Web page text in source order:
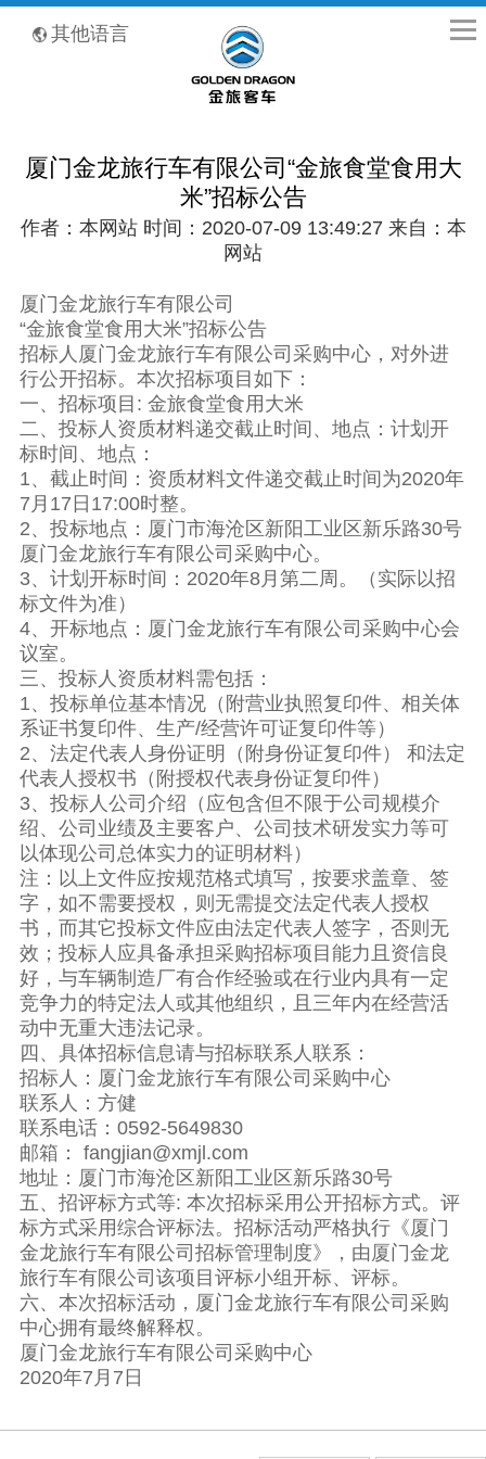
其他语言
厦门金龙旅行车有限公司“金旅食堂食用大
米”招标公告
作者：本网站 时间：2020-07-09 13:49:27 来自：本
网站
厦门金龙旅行车有限公司
“金旅食堂食用大米”招标公告
招标人厦门金龙旅行车有限公司采购中心，对外进
行公开招标。本次招标项目如下：
一、招标项目: 金旅食堂食用大米
二、投标人资质材料递交截止时间、地点：计划开
标时间、地点：
1、截止时间：资质材料文件递交截止时间为2020年
7月17日17:00时整。
2、投标地点：厦门市海沧区新阳工业区新乐路30号
厦门金龙旅行车有限公司采购中心。
3、计划开标时间：2020年8月第二周。（实际以招
标文件为准）
4、开标地点：厦门金龙旅行车有限公司采购中心会
议室。
三、投标人资质材料需包括：
1、投标单位基本情况（附营业执照复印件、相关体
系证书复印件、生产/经营许可证复印件等）
2、法定代表人身份证明（附身份证复印件） 和法定
代表人授权书（附授权代表身份证复印件）
3、投标人公司介绍（应包含但不限于公司规模介
绍、公司业绩及主要客户、公司技术研发实力等可
以体现公司总体实力的证明材料）
注：以上文件应按规范格式填写，按要求盖章、签
字，如不需要授权，则无需提交法定代表人授权
书，而其它投标文件应由法定代表人签字，否则无
效；投标人应具备承担采购招标项目能力且资信良
好，与车辆制造厂有合作经验或在行业内具有一定
竞争力的特定法人或其他组织，且三年内在经营活
动中无重大违法记录。
四、具体招标信息请与招标联系人联系：
招标人：厦门金龙旅行车有限公司采购中心
联系人：方健
联系电话：0592-5649830
邮箱： fangjian@xmjl.com
地址：厦门市海沧区新阳工业区新乐路30号
五、招评标方式等: 本次招标采用公开招标方式。评
标方式采用综合评标法。招标活动严格执行《厦门
金龙旅行车有限公司招标管理制度》，由厦门金龙
旅行车有限公司该项目评标小组开标、评标。
六、本次招标活动，厦门金龙旅行车有限公司采购
中心拥有最终解释权。
厦门金龙旅行车有限公司采购中心
2020年7月7日